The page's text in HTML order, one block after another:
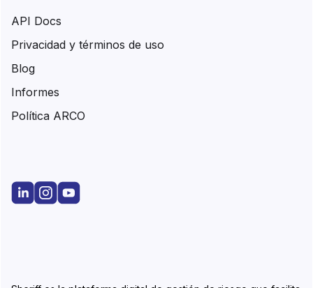
API Docs
Privacidad y términos de uso
Blog
Informes
Política ARCO